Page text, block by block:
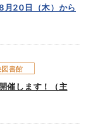
月20日（木）から
図書館
催します！（主